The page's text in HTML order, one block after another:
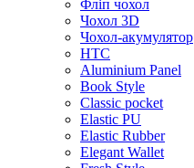
Фліп чохол
Чохол 3D
Чохол-акумулятор
HTC
Aluminium Panel
Book Style
Classic pocket
Elastic PU
Elastic Rubber
Elegant Wallet